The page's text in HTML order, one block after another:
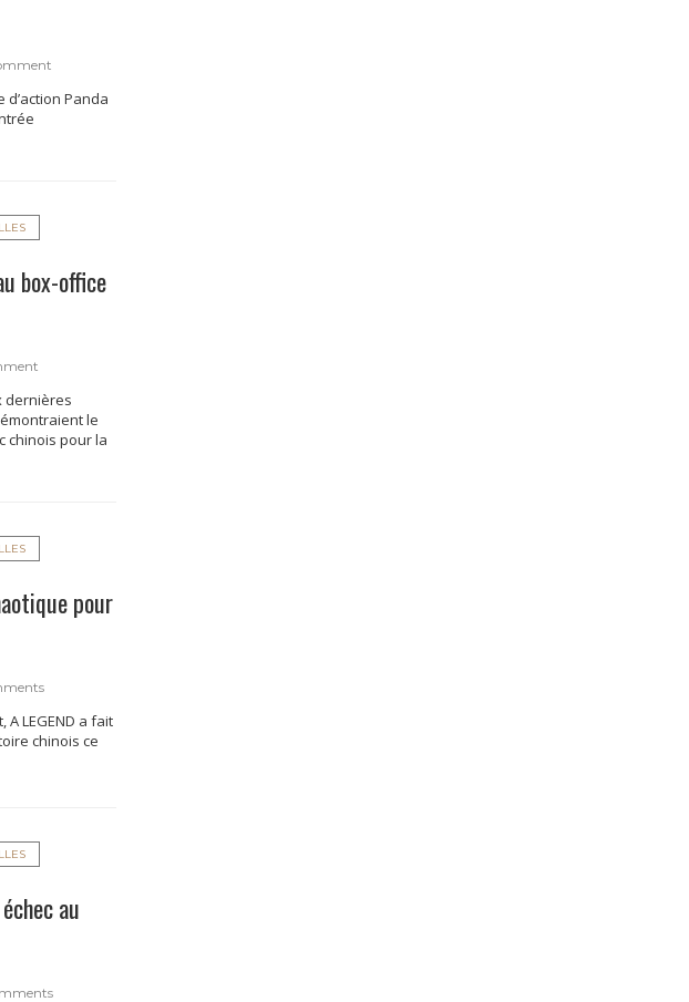
d’action Panda
box-office
dernières
le
chinois pour la
pour
LEGEND a fait
chinois ce
au